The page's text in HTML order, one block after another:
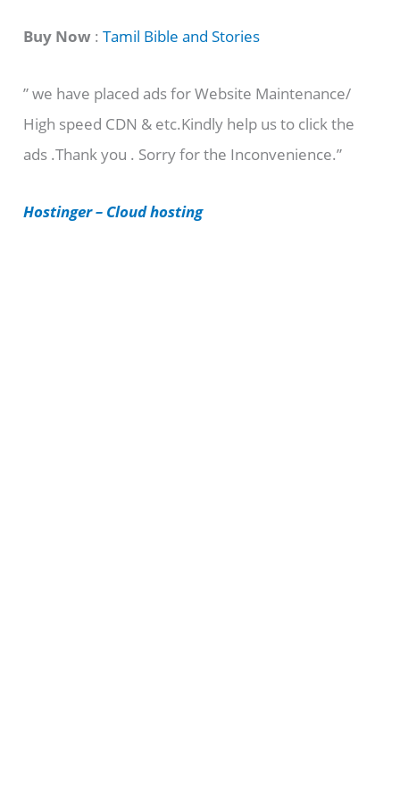
t
g
o
r
e
Buy Now :Tamil Bible and Stories
” we have placed ads for Website Maintenance/
High speed CDN & etc.Kindly help us to click the
ads .Thank you . Sorry for the Inconvenience.”
Hostinger – Cloud hosting